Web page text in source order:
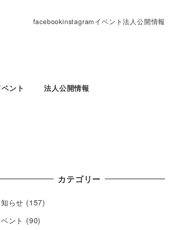
facebookinstagramイベント法人公開情報
ベント 法人公開情報
カテゴリー
らせ (157)
ント (90)